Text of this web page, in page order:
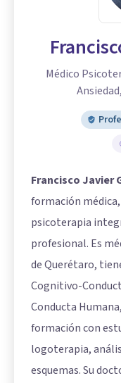
Médico
Francisco Javier
formación
psicoterapia
profesional. Es
de Querétaro,
Cognitivo-
Conducta
formación con
logoterapia,
esquemas. Su